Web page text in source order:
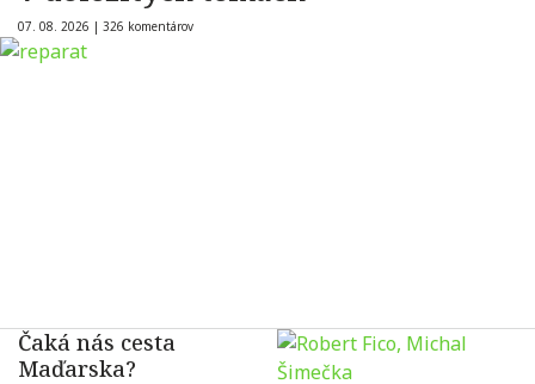
07. 08. 2026 | 326 komentárov
Čaká nás cesta
Maďarska?